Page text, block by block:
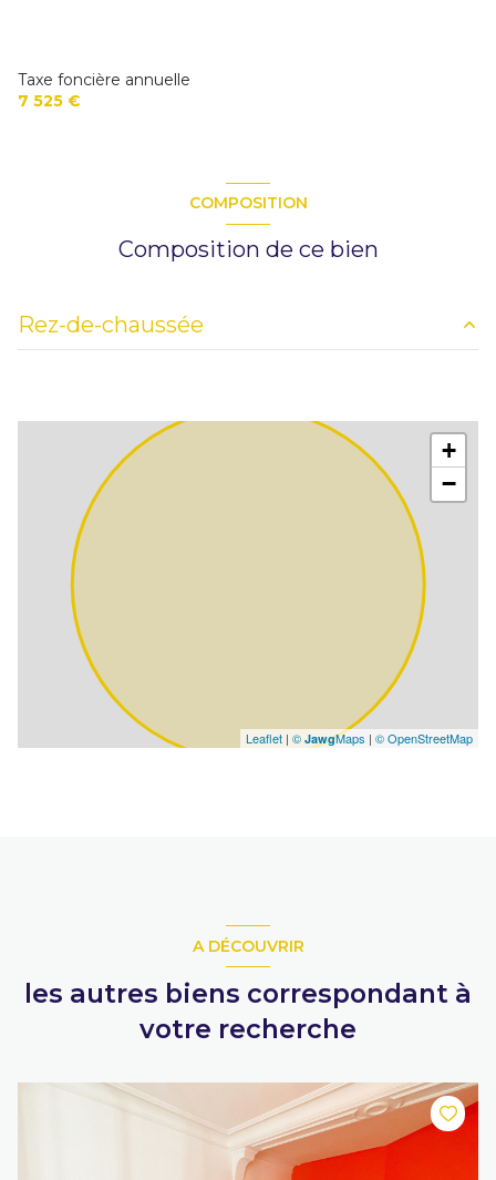
Taxe foncière annuelle
7 525 €
COMPOSITION
Composition de ce bien
Rez-de-chaussée
entrepôt
290 m²
+
−
Leaflet | © JawgMaps | © OpenStreetMap
A DÉCOUVRIR
les autres biens correspondant à
votre recherche